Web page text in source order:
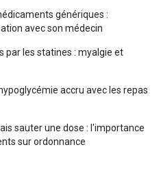
génériques :
avec son médecin
par les statines : myalgie et
accru avec les repas
sauter une dose : l'importance
sur ordonnance